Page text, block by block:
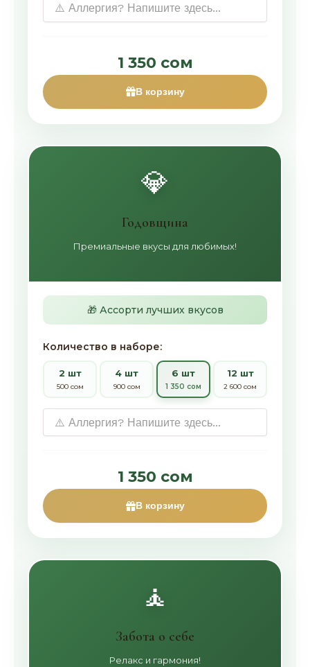
1 350 сом
В корзину
💎
Годовщина
Премиальные вкусы для любимых!
🎁 Ассорти лучших вкусов
Количество в наборе:
2 шт
500 сом
4 шт
900 сом
6 шт
1 350 сом
12 шт
2 600 сом
1 350 сом
В корзину
🧘
Забота о себе
Релакс и гармония!